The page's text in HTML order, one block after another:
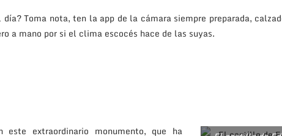
Toma nota, ten la app de la cámara siempre preparada,
a mano por si el clima escocés hace de las suyas.
extraordinario monumento, que ha